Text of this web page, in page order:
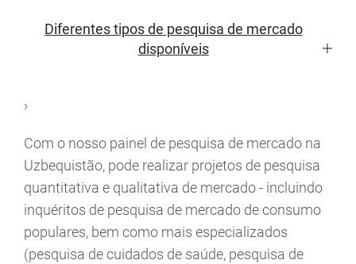
Diferentes tipos de pesquisa de mercado
disponíveis
›
Com o nosso painel de pesquisa de mercado na
Uzbequistão, pode realizar projetos de pesquisa
quantitativa e qualitativa de mercado - incluindo
inquéritos de pesquisa de mercado de consumo
populares, bem como mais especializados
(pesquisa de cuidados de saúde, pesquisa de